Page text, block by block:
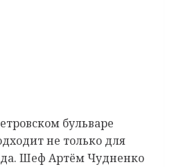
бульваре
не только для
Шеф Артём Чудненко